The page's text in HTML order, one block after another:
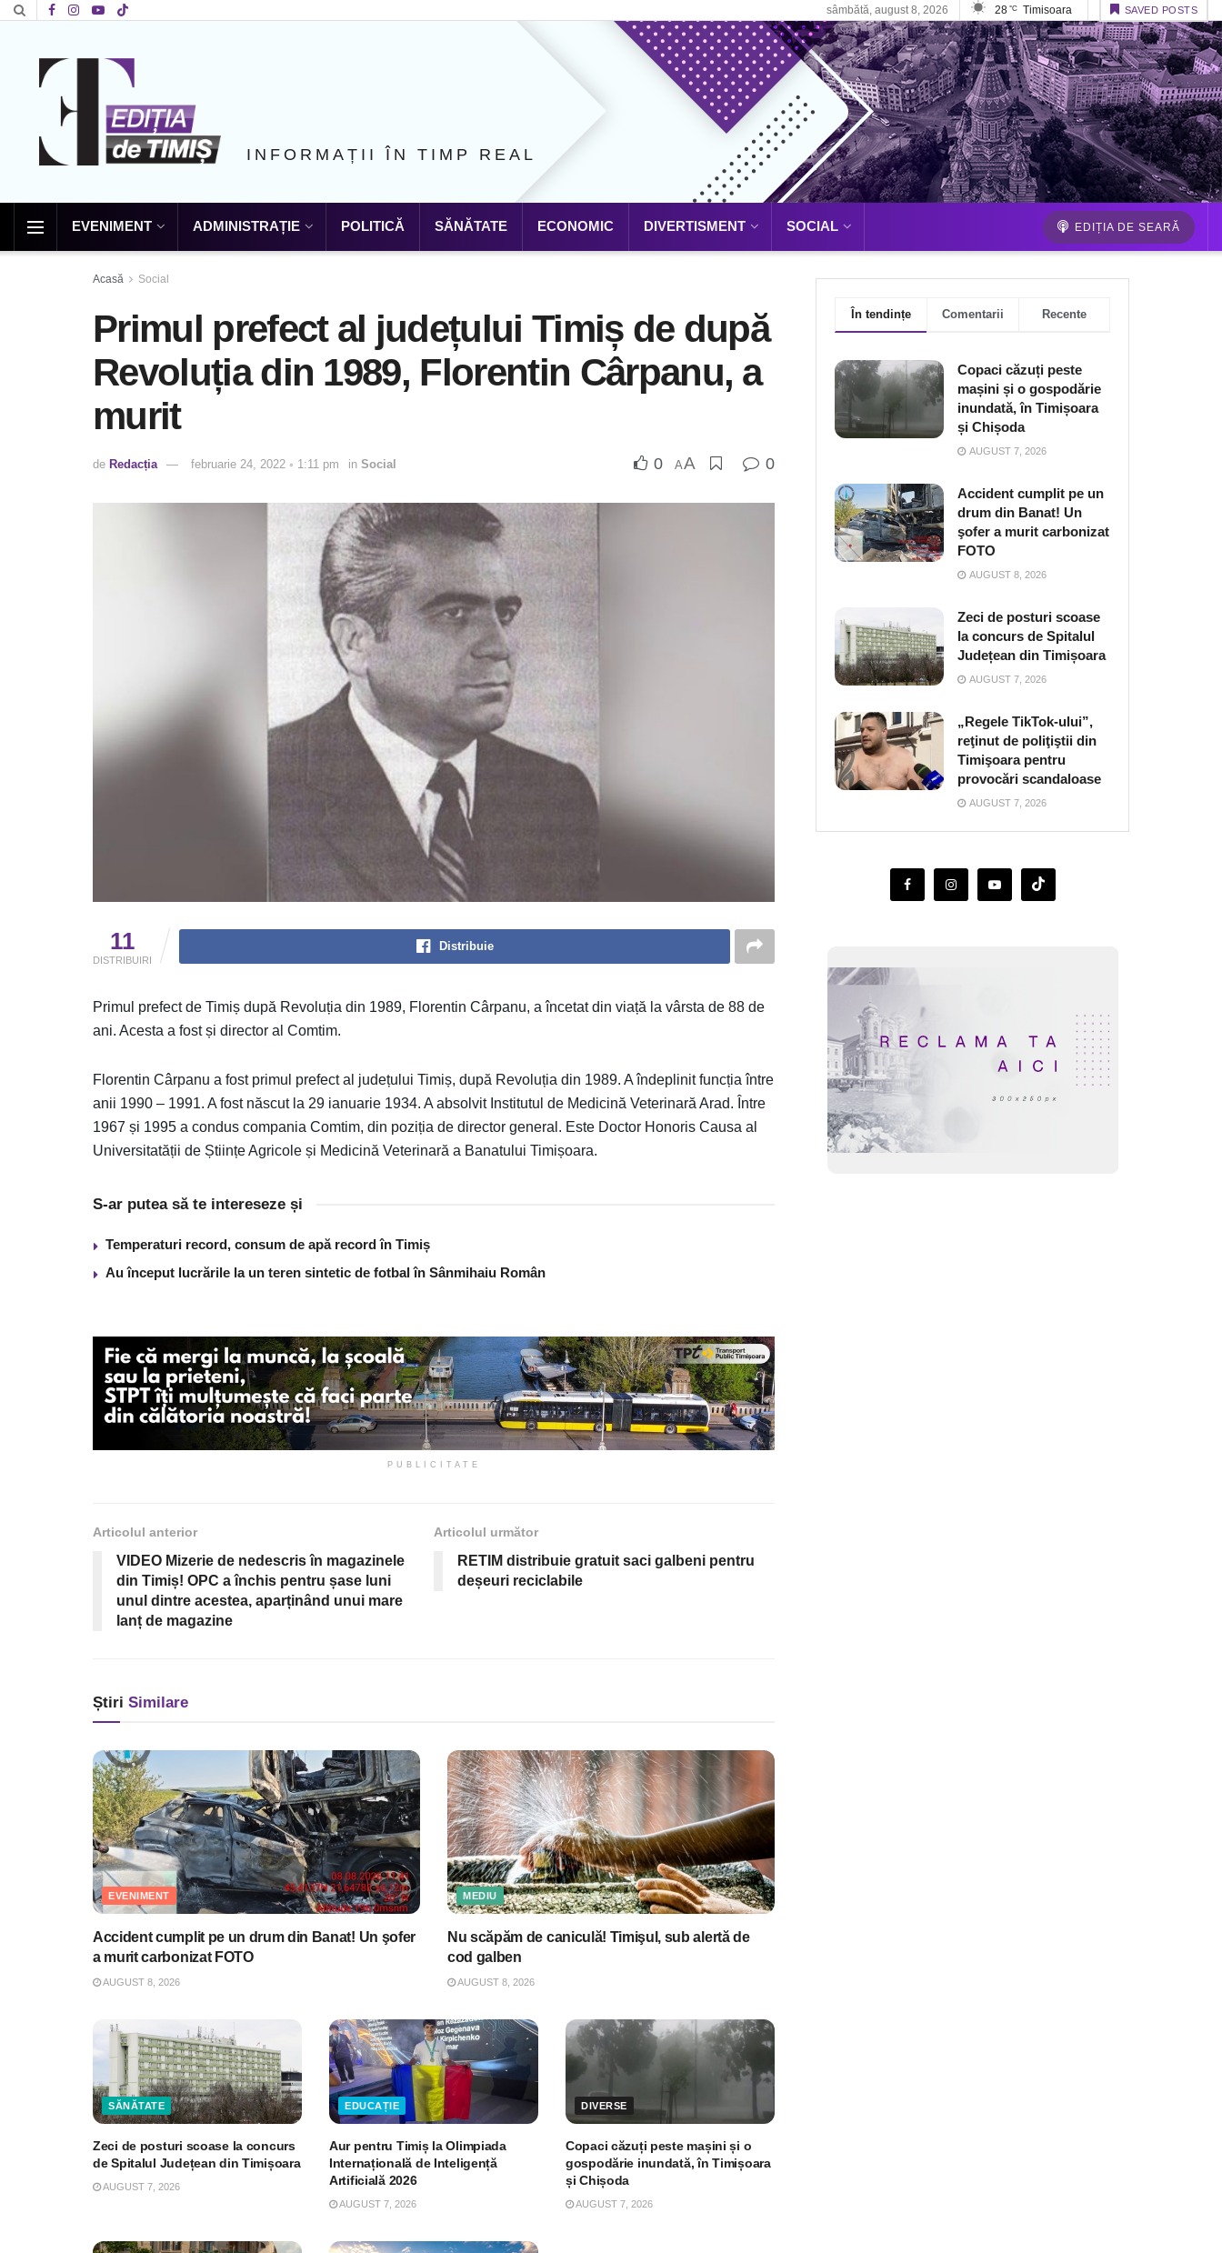
sâmbătă, august 8, 2026 28 °C Timisoara SAVED POSTS
INFORMAȚII ÎN TIMP REAL
EVENIMENT ADMINISTRAȚIE POLITICĂ SĂNĂTATE ECONOMIC DIVERTISMENT SOCIAL EDIȚIA DE SEARĂ
Acasă Social
Primul prefect al județului Timiș de după
Revoluția din 1989, Florentin Cârpanu, a
murit
de Redacția februarie 24, 2022 ◦ 1:11 pm in Social 0 AA 0
11
DISTRIBUIRI
Distribuie
Primul prefect de Timiș după Revoluția din 1989, Florentin Cârpanu, a încetat din viață la vârsta de 88 de
ani. Acesta a fost și director al Comtim.
Florentin Cârpanu a fost primul prefect al județului Timiș, după Revoluția din 1989. A îndeplinit funcția între
anii 1990 – 1991. A fost născut la 29 ianuarie 1934. A absolvit Institutul de Medicină Veterinară Arad. Între
1967 și 1995 a condus compania Comtim, din poziția de director general. Este Doctor Honoris Causa al
Universitatății de Științe Agricole și Medicină Veterinară a Banatului Timișoara.
S-ar putea să te intereseze și
Temperaturi record, consum de apă record în Timiș
Au început lucrările la un teren sintetic de fotbal în Sânmihaiu Român
PUBLICITATE
Articolul anterior
VIDEO Mizerie de nedescris în magazinele
din Timiș! OPC a închis pentru șase luni
unul dintre acestea, aparținând unui mare
lanț de magazine
Articolul următor
RETIM distribuie gratuit saci galbeni pentru
deșeuri reciclabile
Știri Similare
EVENIMENT
Accident cumplit pe un drum din Banat! Un şofer
a murit carbonizat FOTO
AUGUST 8, 2026
MEDIU
Nu scăpăm de caniculă! Timişul, sub alertă de
cod galben
AUGUST 8, 2026
SĂNĂTATE
Zeci de posturi scoase la concurs
de Spitalul Județean din Timișoara
AUGUST 7, 2026
EDUCAȚIE
Aur pentru Timiș la Olimpiada
Internațională de Inteligență
Artificială 2026
AUGUST 7, 2026
DIVERSE
Copaci căzuți peste mașini și o
gospodărie inundată, în Timișoara
și Chișoda
AUGUST 7, 2026
În tendințe Comentarii Recente
Copaci căzuți peste
mașini și o gospodărie
inundată, în Timișoara
și Chișoda
AUGUST 7, 2026
Accident cumplit pe un
drum din Banat! Un
şofer a murit carbonizat
FOTO
AUGUST 8, 2026
Zeci de posturi scoase
la concurs de Spitalul
Județean din Timișoara
AUGUST 7, 2026
„Regele TikTok-ului”,
reţinut de poliţiştii din
Timişoara pentru
provocări scandaloase
AUGUST 7, 2026